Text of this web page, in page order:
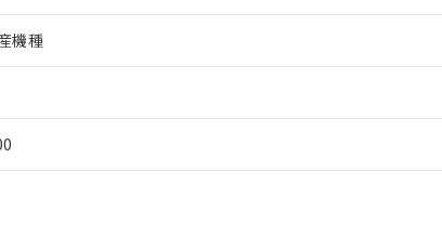
機種